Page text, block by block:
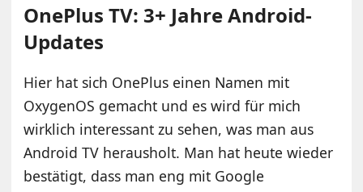
OnePlus TV: 3+ Jahre Android-
Updates
Hier hat sich OnePlus einen Namen mit
OxygenOS gemacht und es wird für mich
wirklich interessant zu sehen, was man aus
Android TV herausholt. Man hat heute wieder
bestätigt, dass man eng mit Google